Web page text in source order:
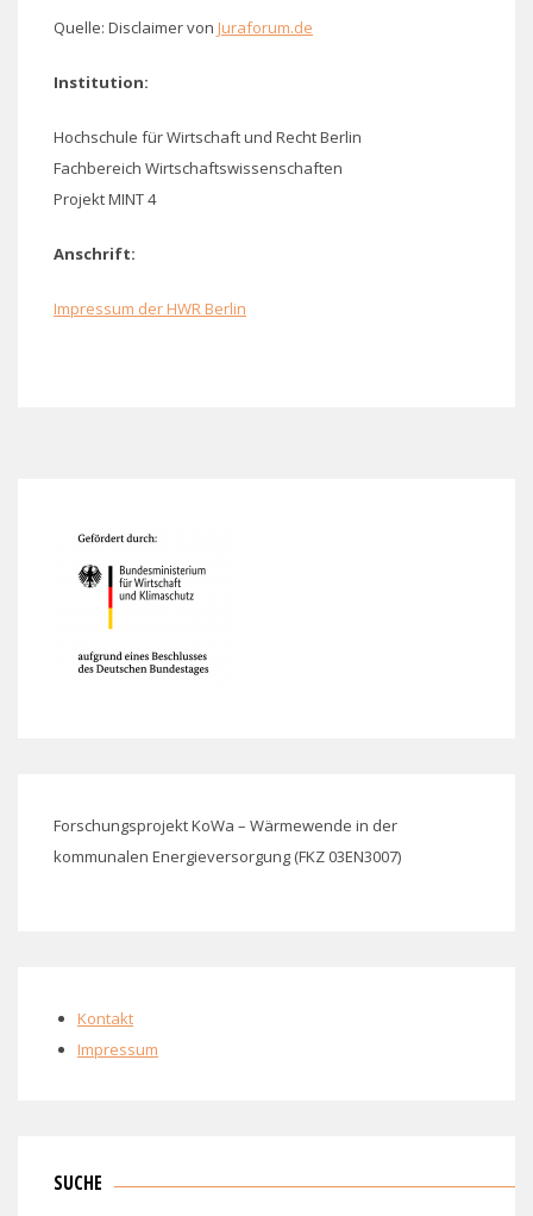
Quelle: Disclaimer von Juraforum.de
Institution:
Hochschule für Wirtschaft und Recht Berlin
Fachbereich Wirtschaftswissenschaften
Projekt MINT 4
Anschrift:
Impressum der HWR Berlin
Forschungsprojekt KoWa – Wärmewende in der
kommunalen Energieversorgung (FKZ 03EN3007)
Kontakt
Impressum
SUCHE